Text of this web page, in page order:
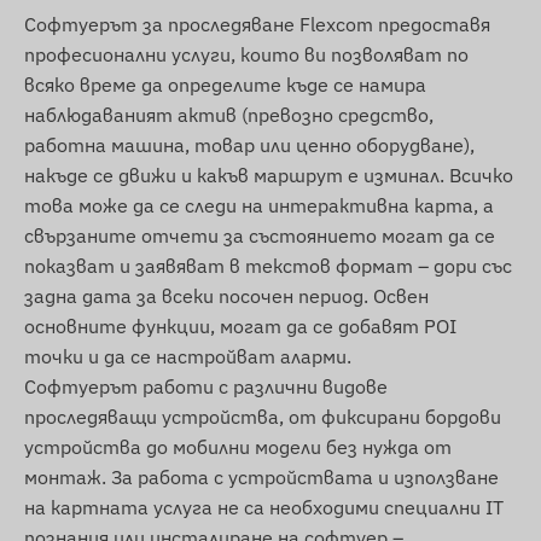
Джърси, Йордания, Казахстан, Косово,
Киргизстан, Латвия, Лихтенщайн, Литва,
Люксембург, Малайзия, Малта, Мексико,
Молдова, Монако, Монголия, Черна гора,
Монсерат, Нидерландия, Нова Зеландия,
Северна Македония, Норвегия, Оман,
Палестина, Парагвай, Перу, Филипини, Полша,
Португалия, Румъния, Русия, Сейнт Китс и
Невис, Сейнт Лусия, Сейнт Винсент и
Гренадини, Сърбия, Словакия, Словения, Южна
Африка, Испания, Шри Ланка, Швеция,
Швейцария, Тайланд, Тунис, Турция, Търкс и
Кайкос, Украйна, Обединени арабски емирства,
САЩ, Виетнам, Хонг Конг.
Функции и характеристики
Съвместимост с множество сателитни
Софтуерът за проследяване Flexcom предоставя
професионални услуги, които ви позволяват по
всяко време да определите къде се намира
наблюдаваният актив (превозно средство,
работна машина, товар или ценно оборудване),
накъде се движи и какъв маршрут е изминал. Всичко
това може да се следи на интерактивна карта, а
свързаните отчети за състоянието могат да се
показват и заявяват в текстов формат – дори със
задна дата за всеки посочен период. Освен
основните функции, могат да се добавят POI
точки и да се настройват аларми.
Софтуерът работи с различни видове
проследяващи устройства, от фиксирани бордови
устройства до мобилни модели без нужда от
монтаж. За работа с устройствата и използване
на картната услуга не са необходими специални IT